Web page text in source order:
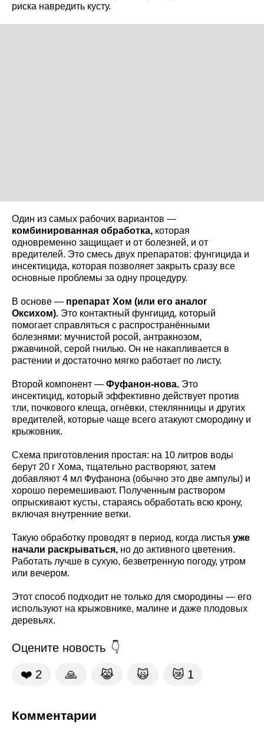
риска навредить кусту.
Один из самых рабочих вариантов —
комбинированная обработка, которая
одновременно защищает и от болезней, и от
вредителей. Это смесь двух препаратов: фунгицида и
инсектицида, которая позволяет закрыть сразу все
основные проблемы за одну процедуру.
В основе — препарат Хом (или его аналог
Оксихом). Это контактный фунгицид, который
помогает справляться с распространёнными
болезнями: мучнистой росой, антракнозом,
ржавчиной, серой гнилью. Он не накапливается в
растении и достаточно мягко работает по листу.
Второй компонент — Фуфанон-нова. Это
инсектицид, который эффективно действует против
тли, почкового клеща, огнёвки, стеклянницы и других
вредителей, которые чаще всего атакуют смородину и
крыжовник.
Схема приготовления простая: на 10 литров воды
берут 20 г Хома, тщательно растворяют, затем
добавляют 4 мл Фуфанона (обычно это две ампулы) и
хорошо перемешивают. Полученным раствором
опрыскивают кусты, стараясь обработать всю крону,
включая внутренние ветки.
Такую обработку проводят в период, когда листья уже
начали раскрываться, но до активного цветения.
Работать лучше в сухую, безветренную погоду, утром
или вечером.
Этот способ подходит не только для смородины — его
используют на крыжовнике, малине и даже плодовых
деревьях.
Оцените новость
❤️ 2 🙏 😹 🙀 😿 1
Комментарии